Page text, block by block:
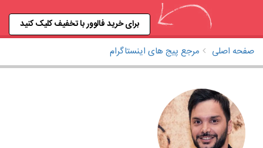
برای خرید فالوور با تخفیف کلیک کنید
صفحه اصلی مرجع پیج های اینستاگرام